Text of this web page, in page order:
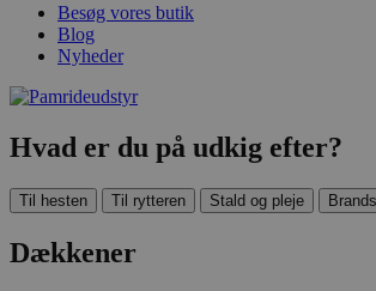
Besøg vores butik
Blog
Nyheder
Hvad er du på udkig efter?
Til hesten Til rytteren Stald og pleje Brands
Dækkener